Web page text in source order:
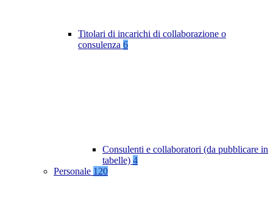
Titolari di incarichi di collaborazione o
consulenza 6
Consulenti e collaboratori (da pubblicare in
tabelle) 4
Personale 120